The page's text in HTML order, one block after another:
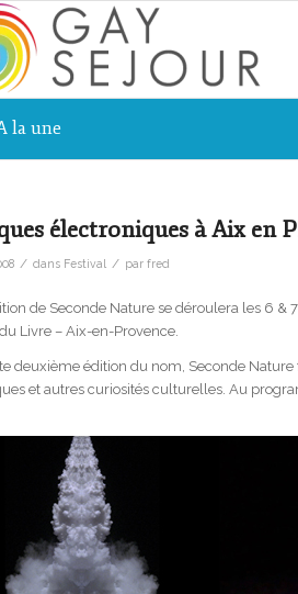
la une
électroniques à Aix en
/ dans Festival / par fred
de Seconde Nature se déroulera les 6 &
Livre – Aix-en-Provence.
deuxième édition du nom, Seconde
et autres curiosités culturelles. Au